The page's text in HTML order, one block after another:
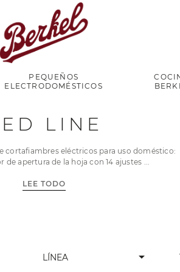
PEQUEÑOS
ELECTRODOMÉSTICOS
LINE
cortafiambres eléctricos para uso doméstico:
de apertura de la hoja con 14 ajustes
LEE TODO
LÍNEA arrow_drop_down